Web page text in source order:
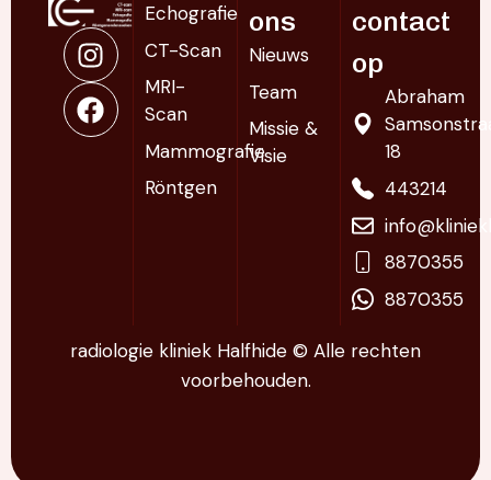
Echografie
CT-Scan
MRI-
Scan
Mammografie
Röntgen
ons
Nieuws
Team
Missie &
Visie
contact
op
Abraham
18
443214
8870355
8870355
radiologie kliniek Halfhide © Alle rechten
voorbehouden.